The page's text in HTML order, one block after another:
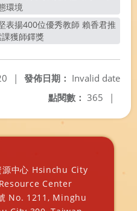
環境
獲師鐸獎
發佈日期： Invalid date
|
點閱數： 365 |
源中心 Hsinchu City
Center
No. 1211, Minghu